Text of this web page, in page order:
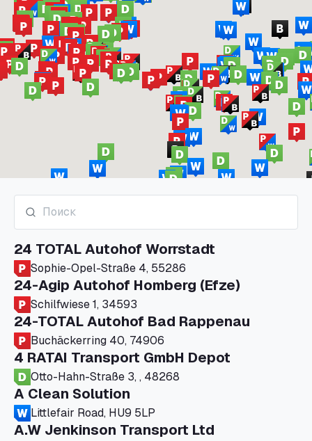
24 TOTAL Autohof Worrstadt
Sophie-Opel-Straße 4, 55286
24-Agip Autohof Homberg (Efze)
Schilfwiese 1, 34593
24-TOTAL Autohof Bad Rappenau
Buchäckerring 40, 74906
4 RATAI Transport GmbH Depot
Otto-Hahn-Straße 3, , 48268
A Clean Solution
Littlefair Road, HU9 5LP
A.W Jenkinson Transport Ltd